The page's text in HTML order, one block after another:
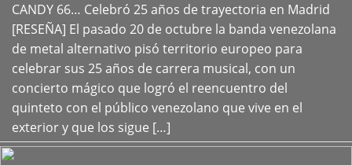
CANDY 66… Celebró 25 años de trayectoria en Madrid
[RESEÑA] El pasado 20 de octubre la banda venezolana
de metal alternativo pisó territorio europeo para
celebrar sus 25 años de carrera musical, con un
concierto mágico que logró el reencuentro del
quinteto con el público venezolano que vive en el
exterior y que los sigue […]
+